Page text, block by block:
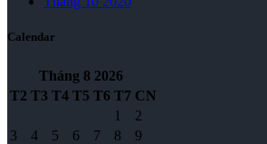
Calendar
Tháng 8 2026
T2 T3 T4 T5 T6 T7 CN
1
2
3
4 5 6 7 8
9